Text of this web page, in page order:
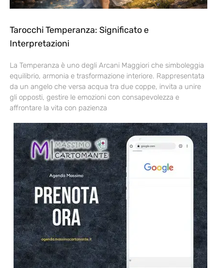
Tarocchi Temperanza: Significato e
Interpretazioni
La Temperanza è uno degli Arcani Maggiori che simboleggia
equilibrio, armonia e trasformazione interiore. Rappresentata
da un angelo che versa acqua tra due coppe, invita a unire
gli opposti, gestire le emozioni con consapevolezza e
affrontare la vita con pazienza